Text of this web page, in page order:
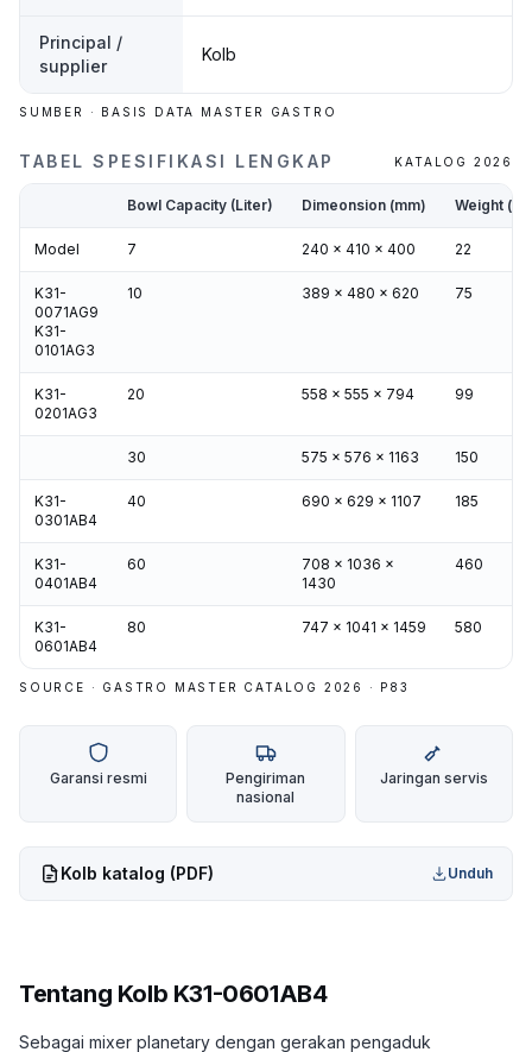
Principal /
supplier
Kolb
SUMBER · BASIS DATA MASTER GASTRO
TABEL SPESIFIKASI LENGKAP KATALOG 2026
Bowl Capacity (Liter) Dimeonsion (mm) Weight
Model 7 240 x 410 x 400 22
K31-
0071AG9
K31-
0101AG3
10 389 x 480 x 620 75
K31-
0201AG3
20 558 x 555 x 794 99
30 575 x 576 x 1163 150
K31-
0301AB4
40 690 x 629 x 1107 185
K31-
0401AB4
60
708 x 1036 x
1430
460
K31-
0601AB4
80 747 x 1041 x 1459 580
SOURCE · GASTRO MASTER CATALOG 2026 · P 83
Garansi resmi
Pengiriman
nasional
Jaringan servis
Kolb katalog (PDF) Unduh
Tentang Kolb K31-0601AB4
Sebagai mixer planetary dengan gerakan pengaduk